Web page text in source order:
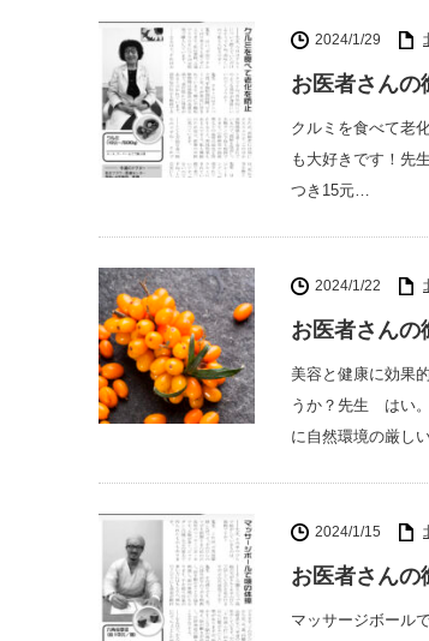
2024/1/29
お医者さんの
クルミを食べて老
も大好きです！先
つき15元…
2024/1/22
お医者さんの
美容と健康に効果
うか？先生 はい
に自然環境の厳し
2024/1/15
お医者さんの
マッサージボール